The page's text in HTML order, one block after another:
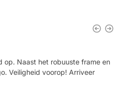
op. Naast het robuuste frame en
Veiligheid voorop! Arriveer